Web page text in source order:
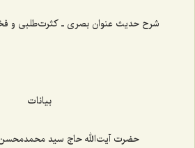
شرح حدیث عنوان بصری ـ کثرت‌طلبی و فخر
بیانات
حضرت آیت‌الله حاج سید